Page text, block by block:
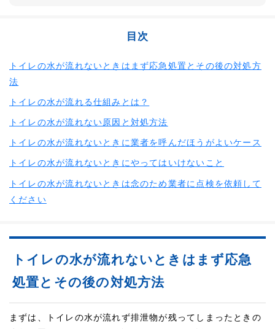
目次
トイレの水が流れないときはまず応急処置とその後の対処方
法
トイレの水が流れる仕組みとは？
トイレの水が流れない原因と対処方法
トイレの水が流れないときに業者を呼んだほうがよいケース
トイレの水が流れないときにやってはいけないこと
トイレの水が流れないときは念のため業者に点検を依頼して
ください
トイレの水が流れないときはまず応急
処置とその後の対処方法
まずは、トイレの水が流れず排泄物が残ってしまったときの